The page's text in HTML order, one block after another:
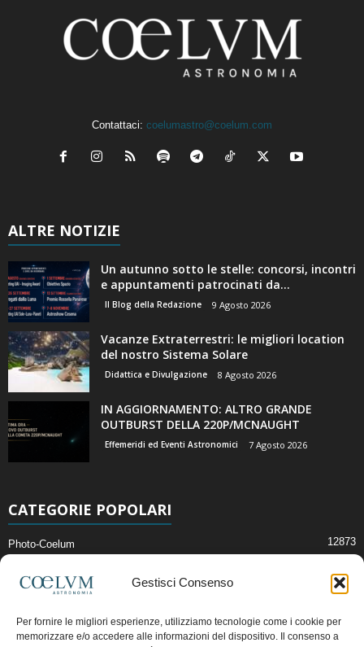
Gestisci Consenso
Per fornire le migliori esperienze, utilizziamo tecnologie come i cookie per
memorizzare e/o accedere alle informazioni del dispositivo. Il consenso a
Contattaci: coelumastro@coelum.com
ALTRE NOTIZIE
Un autunno sotto le stelle: concorsi, incontri
e appuntamenti patrocinati da...
Il Blog della Redazione 9 Agosto 2026
Vacanze Extraterrestri: le migliori location
del nostro Sistema Solare
Didattica e Divulgazione 8 Agosto 2026
IN AGGIORNAMENTO: ALTRO GRANDE
OUTBURST DELLA 220P/MCNAUGHT
Effemeridi ed Eventi Astronomici 7 Agosto 2026
CATEGORIE POPOLARI
Photo-Coelum 12873
News di Astronomia 2412
Cielo del Mese
Astronomia, Astrofisica e Cosmologia